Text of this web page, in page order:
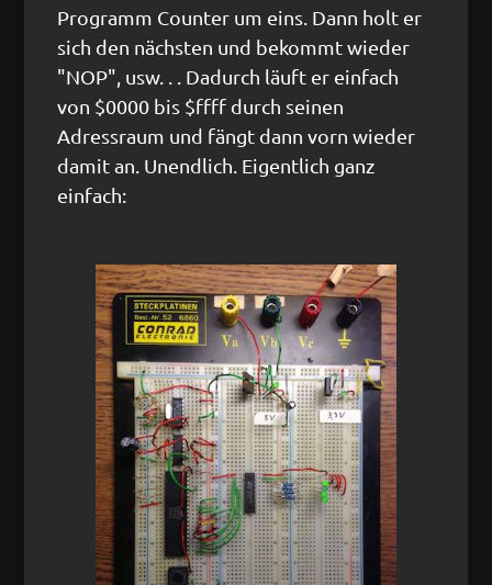
Programm Counter um eins. Dann holt er
sich den nächsten und bekommt wieder
"NOP", usw. . . Dadurch läuft er einfach
von $0000 bis $ffff durch seinen
Adressraum und fängt dann vorn wieder
damit an. Unendlich. Eigentlich ganz
einfach: